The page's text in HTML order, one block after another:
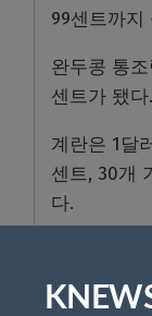
99센트까지
완두콩 통
센트가 됐다.
계란은 1달
센트, 30개
다.
~6개입 3달